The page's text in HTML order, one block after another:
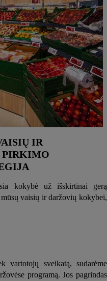
IR
PIRKIMO
kokybė už išskirtinai gerą
vaisių ir daržovių kokybei,
vartotojų sveikatą, sudarėme
programą. Jos pagrindas